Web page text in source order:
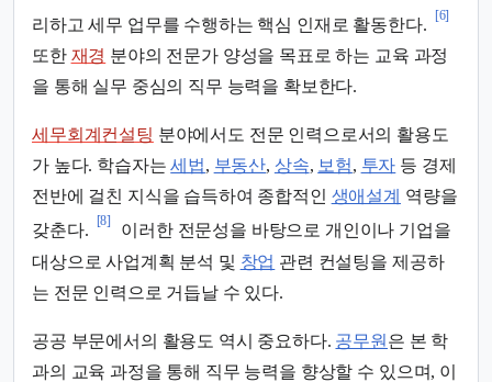
리하고 세무 업무를 수행하는 핵심 인재로 활동한다.
[6]
또한 재경 분야의 전문가 양성을 목표로 하는 교육 과정
을 통해 실무 중심의 직무 능력을 확보한다.
세무회계컨설팅 분야에서도 전문 인력으로서의 활용도
가 높다. 학습자는세법, 부동산, 상속, 보험, 투자 등 경제
전반에 걸친 지식을 습득하여 종합적인 생애설계 역량을
갖춘다.
[8]
이러한 전문성을 바탕으로 개인이나 기업을
대상으로 사업계획 분석 및 창업 관련 컨설팅을 제공하
는 전문 인력으로 거듭날 수 있다.
공공 부문에서의 활용도 역시 중요하다. 공무원 은 본 학
과의 교육 과정을 통해 직무 능력을 향상할 수 있으며, 이